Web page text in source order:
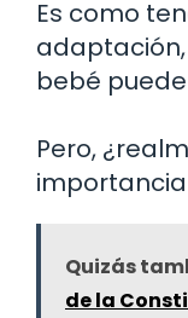
Es como
bebé
Pero,
Quizás
de la